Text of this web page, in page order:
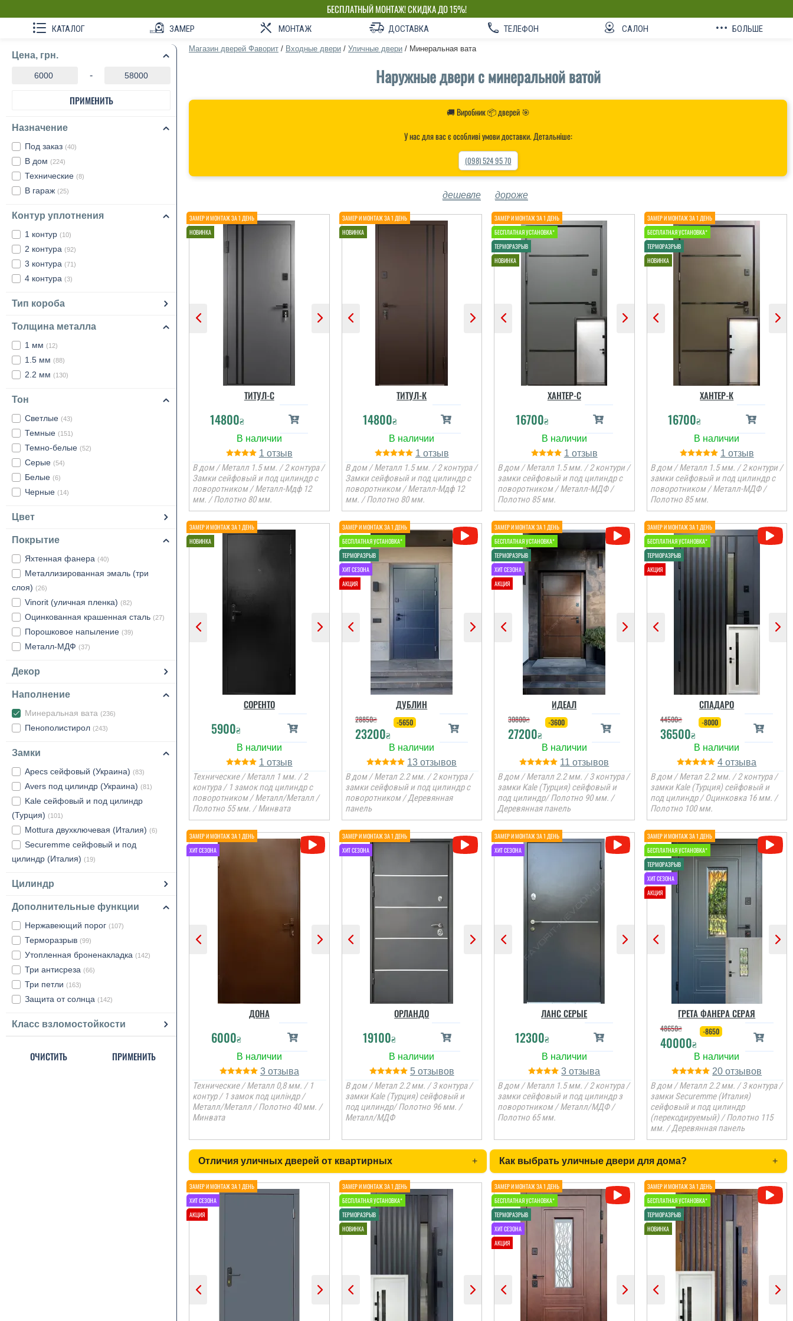
БЕСПЛАТНЫЙ МОНТАЖ! СКИДКА ДО 15%!
СОБСТВЕННОЕ ПРОИЗВОДСТВО-НЕ ПЕРЕПЛАЧИВАЙ!
КАТАЛОГ ЗАМЕР МОНТАЖ ДОСТАВКА ТЕЛЕФОН САЛОН БОЛЬШЕ
Цена, грн.
-
ПРИМЕНИТЬ
Назначение
Под заказ (40)
В дом (224)
Технические (8)
В гараж (25)
Контур уплотнения
1 контур (10)
2 контура (92)
3 контура (71)
4 контура (3)
Тип короба
Толщина металла
1 мм (12)
1.5 мм (88)
2.2 мм (130)
Тон
Светлые (43)
Темные (151)
Темно-белые (52)
Серые (54)
Белые (6)
Черные (14)
Цвет
Покрытие
Яхтенная фанера (40)
Металлизированная эмаль (три
слоя) (26)
Vinorit (уличная пленка) (82)
Оцинкованная крашенная сталь (27)
Порошковое напыление (39)
Металл-МДФ (37)
Декор
Наполнение
Минеральная вата (236)
Пенополистирол (243)
Замки
Apecs сейфовый (Украина) (83)
Avers под цилиндр (Украина) (81)
Kale сейфовый и под цилиндр
(Турция) (101)
Mottura двухключевая (Италия) (6)
Securemme сейфовый и под
цилиндр (Италия) (19)
Цилиндр
Дополнительные функции
Нержавеющий порог (107)
Терморазрыв (99)
Утопленная броненакладка (142)
Три антисреза (66)
Три петли (163)
Защита от солнца (142)
Класс взломостойкости
ОЧИСТИТЬ ПРИМЕНИТЬ
Магазин дверей Фаворит / Входные двери / Уличные двери / Минеральная вата
Наружные двери с минеральной ватой
🚚 Виробник 📦 дверей 🎯
У нас для вас є особливі умови доставки. Детальніше:
(098) 524 95 70
дешевле дороже
ТИТУЛ-C
14800₴
1
В дом / Металл 1.5 мм. / 2 контура /
Замки сейфовый и под цилиндр с
поворотником / Металл-Мдф 12
мм. / Полотно 80 мм.
ТИТУЛ-К
14800₴
1
В дом / Металл 1.5 мм. / 2 контура /
Замки сейфовый и под цилиндр с
поворотником / Металл-Мдф 12
мм. / Полотно 80 мм.
ХАНТЕР-С
16700₴
1
В дом / Металл 1.5 мм. / 2 контури /
замки сейфовый и под цилиндр с
поворотником / Металл-МДФ /
Полотно 85 мм.
ХАНТЕР-К
16700₴
1
В дом / Металл 1.5 мм. / 2 контури /
замки сейфовый и под цилиндр с
поворотником / Металл-МДФ /
Полотно 85 мм.
СОРЕНТО
5900₴
1
Технические / Металл 1 мм. / 2
контура / 1 замок под цилиндр с
поворотником / Металл/Металл /
Полотно 55 мм. / Минвата
ДУБЛИН
28850₴
23200₴
-5650
13
В дом / Метал 2.2 мм. / 2 контура /
замки сейфовый и под цилиндр с
поворотником / Деревянная
панель
ИДЕАЛ
30800₴
27200₴
-3600
11
В дом / Металл 2.2 мм. / 3 контура /
замки Kale (Турция) сейфовый и
под цилиндр/ Полотно 90 мм. /
Деревянная панель
СПАДАРО
44500₴
36500₴
-8000
4
В дом / Метал 2.2 мм. / 2 контура /
замки Kale (Турция) сейфовый и
под цилиндр / Оцинковка 16 мм. /
Полотно 100 мм.
ДОНА
6000₴
3
Технические / Металл 0,8 мм. / 1
контур / 1 замок под циліндр /
Металл/Металл / Полотно 40 мм. /
Минвата
ОРЛАНДО
19100₴
5
В дом / Метал 2.2 мм. / 3 контура /
замки Kale (Турция) сейфовый и
под цилиндр/ Полотно 96 мм. /
Металл/МДФ
ЛАНС СЕРЫЕ
12300₴
3
В дом / Металл 1.5 мм. / 2 контура /
замки сейфовый и под цилиндр з
поворотником / Металл/МДФ /
Полотно 65 мм.
ГРЕТА ФАНЕРА СЕРАЯ
48650₴
40000₴
-8650
20
В дом / Металл 2.2 мм. / 3 контура /
замки Securemme (Италия)
сейфовый и под цилиндр
(перекодируемый) / Полотно 115
мм. / Деревянная панель
Отличия уличных дверей от квартирных + Как выбрать уличные двери для дома? +